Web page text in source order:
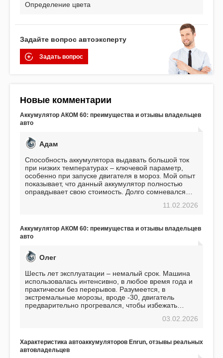
Определение цвета
Задайте вопрос автоэксперту
Задать вопрос
Новые комментарии
Аккумулятор АКОМ 60: преимущества и отзывы владельцев
авто
Адам
Способность аккумулятора выдавать большой ток
при низких температурах – ключевой параметр,
особенно при запуске двигателя в мороз. Мой опыт
показывает, что данный аккумулятор полностью
оправдывает свою стоимость. Долго сомневался
пожалел. Считаю, что это отличное вложение,11.02.2026
Аккумулятор АКОМ 60: преимущества и отзывы владельцев
авто
Олег
Шесть лет эксплуатации – немалый срок. Машина
использовалась интенсивно, в любое время года и
практически без перерывов. Разумеется, в
экстремальные морозы, вроде -30, двигатель
предварительно прогревался, чтобы избежать
использования не было ни единой поломки,
EFB 75. Судя по характеристикам, он даже
превосходит предыдущую модель.
03.02.2026
Характеристика автоаккумуляторов Enrun, отзывы реальных
автовладельцев